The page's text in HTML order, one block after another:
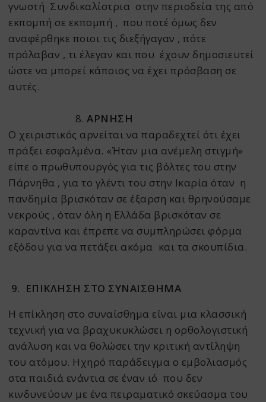
γνωστή Συνδικαλίστρια στην περιοδεία της από
εκπομπή σε εκπομπή , που ποτέ όμως δεν
αναφέρθηκε ποιοι τις διεξήγαγαν , πότε
πρόλαβαν , τι έλεγαν και που έχουν δημοσιευτεί
ώστε να μπορεί κάποιος να έχει πρόσβαση σε
αυτές.
8.ΑΡΝΗΣΗ
Ο χειριστικός αρνείται να παραδεχτεί ότι έχει
πράξει εσφαλμένα. «Ήταν μια ανέμελη στιγμή»
είπε ο πρωθυπουργός για τις βόλτες του στην
Πάρνηθα , για το γλέντι του στην Ικαρία όταν η
πανδημία βρισκόταν σε έξαρση και θρηνούσαμε
νεκρούς , όταν όλη η Ελλάδα βρισκόταν σε
καραντίνα και έπρεπε να συμπληρώσει φόρμα
εξόδου για να πετάξει ακόμα και τα σκουπίδια.
9. ΕΠΙΚΛΗΣΗ ΣΤΟ ΣΥΝΑΙΣΘΗΜΑ
Η επίκληση στο συναίσθημα είναι μια κλασσική
τεχνική για να βραχυκυκλώσει η ορθολογιστική
ανάλυση και να θολώσει την κριτική αντίληψη
του ατόμου. Ηχηρό παράδειγμα ο εμβολιασμός
στα παιδιά ενάντια σε έναν ιό που δεν
κινδυνεύουν με ένα πειραματικό σκεύασμα του